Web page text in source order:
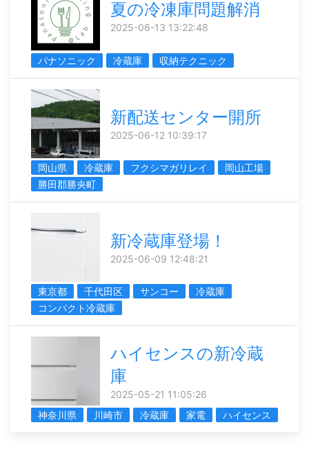
夏の冷凍庫問題解消
2025-06-13 13:22:48
パナソニック 冷蔵庫 収納テクニック
新配送センター開所
2025-06-12 10:39:17
岡山県 冷蔵庫 フクシマガリレイ
岡山工場
勝田郡勝央町
新冷蔵庫登場！
2025-06-09 12:48:21
東京都 千代田区 サンコー
冷蔵庫
コンパクト冷蔵庫
ハイセンスの新冷蔵
庫
2025-05-21 11:05:26
神奈川県
川崎市 冷蔵庫 家電 ハイセンス